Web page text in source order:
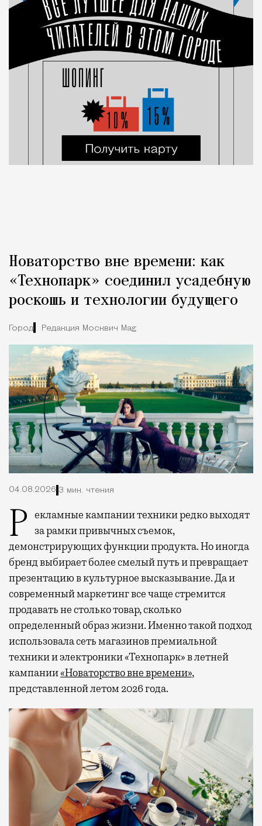
Новаторство вне времени: как
«Технопарк» соединил усадебную
роскошь и технологии будущего
Город Редакция Москвич Mag
04.08.2026 3 мин. чтения
Рекламные кампании техники редко выходят
за рамки привычных съемок,
демонстрирующих функции продукта. Но иногда
бренд выбирает более смелый путь и превращает
презентацию в культурное высказывание. Да и
современный маркетинг все чаще стремится
продавать не столько товар, сколько
определенный образ жизни. Именно такой подход
использовала сеть магазинов премиальной
техники и электроники «Технопарк» в летней
кампании«Новаторство вне времени»,
представленной летом 2026 года.